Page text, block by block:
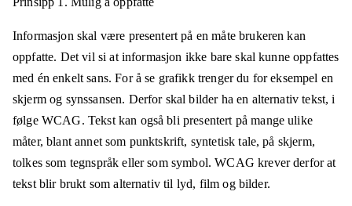
Informasjon skal være presentert på en måte brukeren kan
oppfatte. Det vil si at informasjon ikke bare skal kunne oppfattes
med én enkelt sans. For å se grafikk trenger du for eksempel en
skjerm og synssansen. Derfor skal bilder ha en alternativ tekst, i
følge WCAG. Tekst kan også bli presentert på mange ulike
måter, blant annet som punktskrift, syntetisk tale, på skjerm,
tolkes som tegnspråk eller som symbol. WCAG krever derfor at
tekst blir brukt som alternativ til lyd, film og bilder.